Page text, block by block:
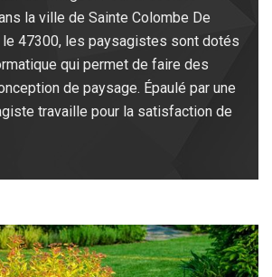
la ville de Sainte Colombe De
47300, les paysagistes sont dotés
qui permet de faire des
de paysage. Épaulé par une
travaille pour la satisfaction de